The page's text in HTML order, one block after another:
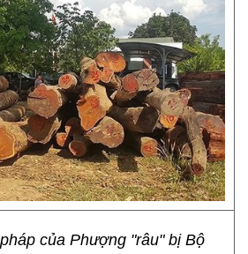
của Phượng "râu" bị Bộ